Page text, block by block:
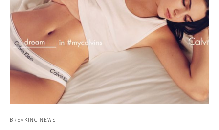
BREAKING NEWS